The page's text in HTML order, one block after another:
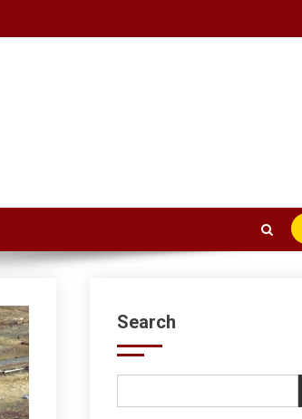
Search